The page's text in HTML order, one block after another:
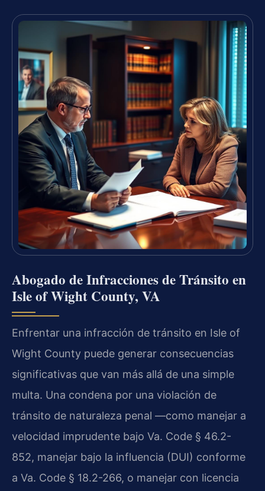
Abogado de Infracciones de Tránsito en
Isle of Wight County, VA
Enfrentar una infracción de tránsito en Isle of
Wight County puede generar consecuencias
significativas que van más allá de una simple
multa. Una condena por una violación de
tránsito de naturaleza penal —como manejar a
velocidad imprudente bajo Va. Code § 46.2-
852, manejar bajo la influencia (DUI) conforme
a Va. Code § 18.2-266, o manejar con licencia